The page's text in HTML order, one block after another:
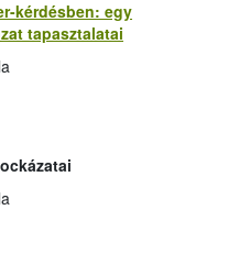
kérdésben: egy
tapasztalatai